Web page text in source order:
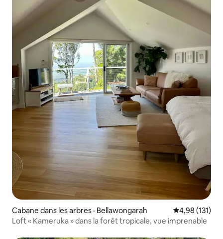
Cabane dans les arbres · Bellawongarah Note
4,98 (131)
Loft « Kameruka » dans la forêt tropicale, vue imprenable